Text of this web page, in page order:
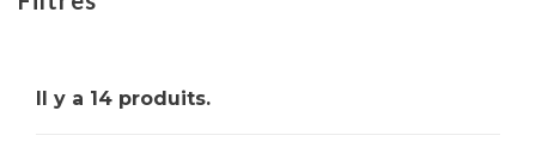
mais aussi hygiéniques. Ils aident à prévenir la
Il y a 14 produits.